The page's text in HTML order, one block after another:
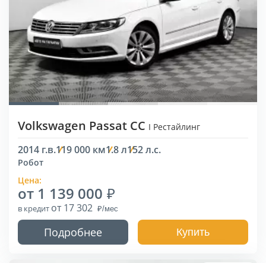
Volkswagen Passat CC I Рестайлинг
2014 г.в.119 000 км1.8 л152 л.с.
Робот
Цена:
от 1 139 000
в кредит от 17 302
Подробнее Купить